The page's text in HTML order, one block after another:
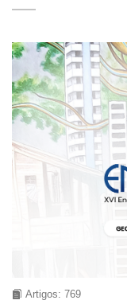
Artigos: 769